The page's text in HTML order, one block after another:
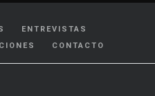
ENTREVISTAS
CONTACTO